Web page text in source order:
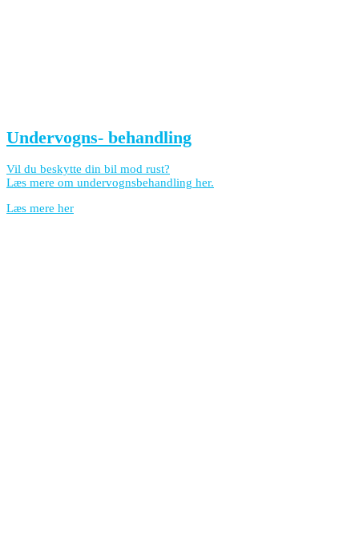
Undervogns- behandling
Vil du beskytte din bil mod rust?
Læs mere om undervognsbehandling her.
Læs mere her